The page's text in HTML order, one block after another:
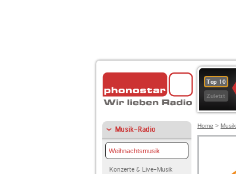
Top 10
Zuletzt
Musik-Radio
Weihnachtsmusik
Konzerte & Live-Musik
Home > Musik